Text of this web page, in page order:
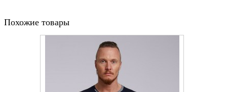
Похожие товары